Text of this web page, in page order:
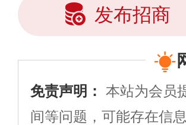
发布招商
免责声明： 本站为会员
间等问题，可能存在信